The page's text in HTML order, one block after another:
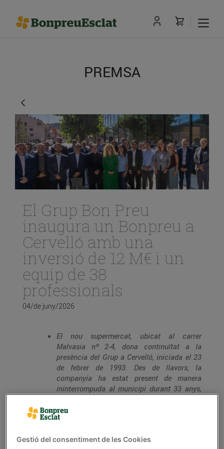
PREMSA
El Grup Bon Preu
inaugura un Bonpreu a
Cervelló amb una
inversió de 12 M€ i un
equip de 38
professionals
04/de juny/2026
El nou supermercat, ubicat al carrer
Malvasia nº 2-4, dona continuïtat a la
presència del Grup a Cervelló, iniciada el 23
de febrer de 1993. Des de llavors, la
companyia ha estat present de manera
ininterrompuda al municipi durant 33 anys,
els veïns i veïnes. Aquest nou establiment
recull aquest llegat i el projecta cap al futur
experiència de compra
Gestió del consentiment de les Cookies